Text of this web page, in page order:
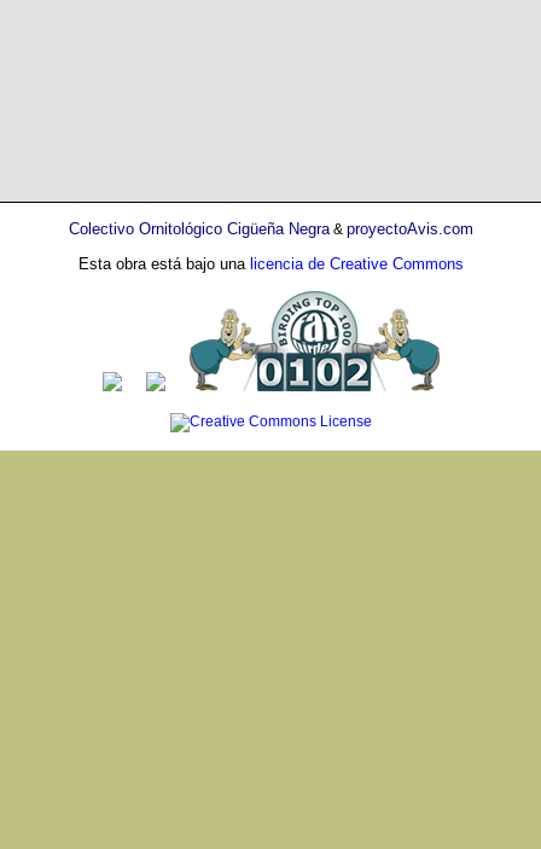
Colectivo Ornitológico Cigüeña Negra& proyectoAvis.com
Esta obra está bajo una licencia de Creative Commons